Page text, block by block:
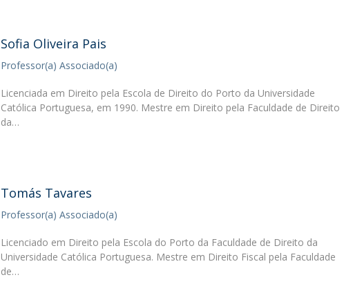
Sofia Oliveira Pais
Professor(a) Associado(a)
Licenciada em Direito pela Escola de Direito do Porto da Universidade
Católica Portuguesa, em 1990. Mestre em Direito pela Faculdade de Direito
da…
Tomás Tavares
Professor(a) Associado(a)
Licenciado em Direito pela Escola do Porto da Faculdade de Direito da
Universidade Católica Portuguesa. Mestre em Direito Fiscal pela Faculdade
de…